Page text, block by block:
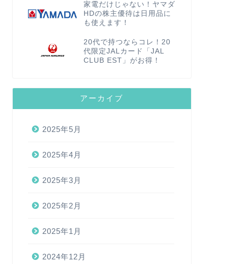
家電だけじゃない！ヤマダ
HDの株主優待は日用品に
も使えます！
20代で持つならコレ！20
代限定JALカード「JAL
CLUB EST」がお得！
アーカイブ
2025年5月
2025年4月
2025年3月
2025年2月
2025年1月
2024年12月